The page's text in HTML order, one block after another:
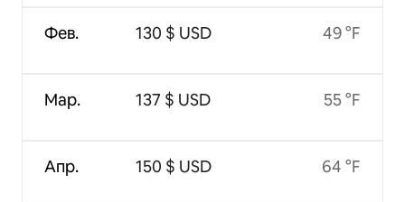
Фев.
Мар.
Апр.
130 $ USD
137 $ USD
150 $ USD
49 °F
55 °F
64 °F